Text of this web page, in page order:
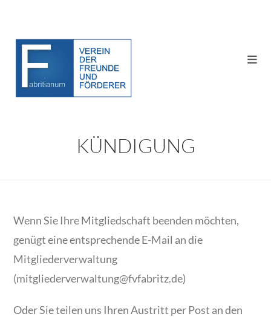
springen
KÜNDIGUNG
Wenn Sie Ihre Mitgliedschaft beenden möchten,
genügt eine entsprechende E-Mail an die
Mitgliederverwaltung
(mitgliederverwaltung@fvfabritz.de)
Oder Sie teilen uns Ihren Austritt per Post an den